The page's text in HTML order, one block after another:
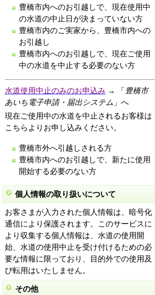
豊橋市内へのお引越しで、現在使用中
の水道の中止日が決まっていない方
豊橋市内のご実家から、豊橋市内への
お引越し
豊橋市内へのお引越しで、現在ご使用
中の水道を中止する必要のない方
水道使用中止のみのお申込み → 「 豊橋市
あいち電子申請・届出システム 」へ
現在ご使用中の水道を中止されるお客様は
こちらよりお申し込みください。
豊橋市外へ引越しされる方
豊橋市内へのお引越しで、新たに使用
開始する必要のない方
個人情報の取り扱いについて
お客さまが入力された個人情報は、暗号化
通信により保護されます。このサービスに
より収集する個人情報は、水道の使用開
始、水道の使用中止を受け付けるための必
要な情報に限っており、目的外での使用及
び転用はいたしません。
その他